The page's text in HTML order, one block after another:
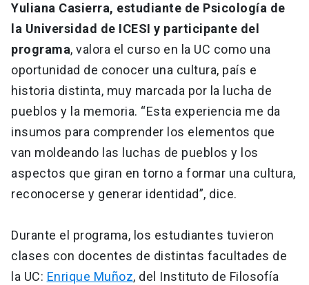
Yuliana Casierra, estudiante de Psicología de
la Universidad de ICESI y participante del
programa, valora el curso en la UC como una
oportunidad de conocer una cultura, país e
historia distinta, muy marcada por la lucha de
pueblos y la memoria. “Esta experiencia me da
insumos para comprender los elementos que
van moldeando las luchas de pueblos y los
aspectos que giran en torno a formar una cultura,
reconocerse y generar identidad”, dice.
Durante el programa, los estudiantes tuvieron
clases con docentes de distintas facultades de
la UC: Enrique Muñoz, del Instituto de Filosofía